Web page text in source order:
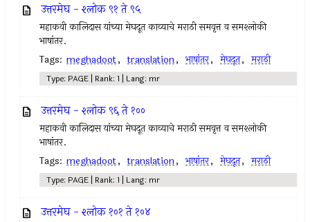
उत्तरमेघ - श्लोक ९१ ते ९५
महाकवी कालिदास यांच्या मेघदूत काव्याचे मराठी समवृत्त व समश्लोकी
भाषांतर.
Tags: meghadoot, translation, भाषांतर, मेघदूत, मराठी
Type: PAGE | Rank: 1 | Lang: mr
उत्तरमेघ - श्लोक ९६ ते १००
महाकवी कालिदास यांच्या मेघदूत काव्याचे मराठी समवृत्त व समश्लोकी
भाषांतर.
Tags: meghadoot, translation, भाषांतर, मेघदूत, मराठी
Type: PAGE | Rank: 1 | Lang: mr
उत्तरमेघ - श्लोक १०१ ते १०४